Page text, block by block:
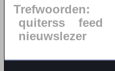
Trefwoorden:
quiterss
feed
nieuwslezer